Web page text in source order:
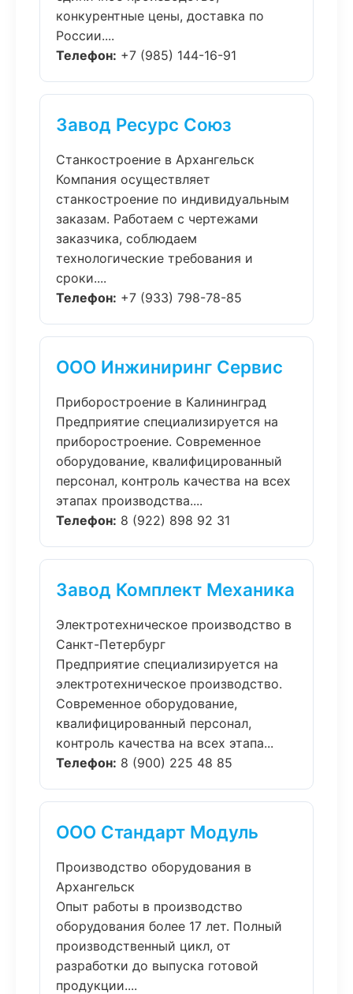
конкурентные цены, доставка по
России....
Телефон: +7 (985) 144-16-91
Завод Ресурс Союз
Станкостроение в Архангельск
Компания осуществляет
станкостроение по индивидуальным
заказам. Работаем с чертежами
заказчика, соблюдаем
технологические требования и
сроки....
Телефон: +7 (933) 798-78-85
ООО Инжиниринг Сервис
Приборостроение в Калининград
Предприятие специализируется на
приборостроение. Современное
оборудование, квалифицированный
персонал, контроль качества на всех
этапах производства....
Телефон: 8 (922) 898 92 31
Завод Комплект Механика
Электротехническое производство в
Санкт-Петербург
Предприятие специализируется на
электротехническое производство.
Современное оборудование,
квалифицированный персонал,
контроль качества на всех этапа...
Телефон: 8 (900) 225 48 85
ООО Стандарт Модуль
Производство оборудования в
Архангельск
Опыт работы в производство
оборудования более 17 лет. Полный
производственный цикл, от
разработки до выпуска готовой
продукции....